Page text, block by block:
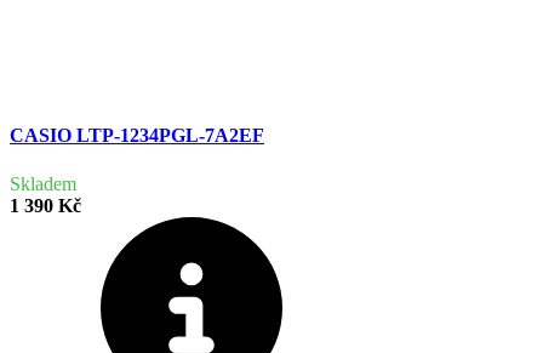
CASIO LTP-1234PGL-7A2EF
Skladem
1 390 Kč